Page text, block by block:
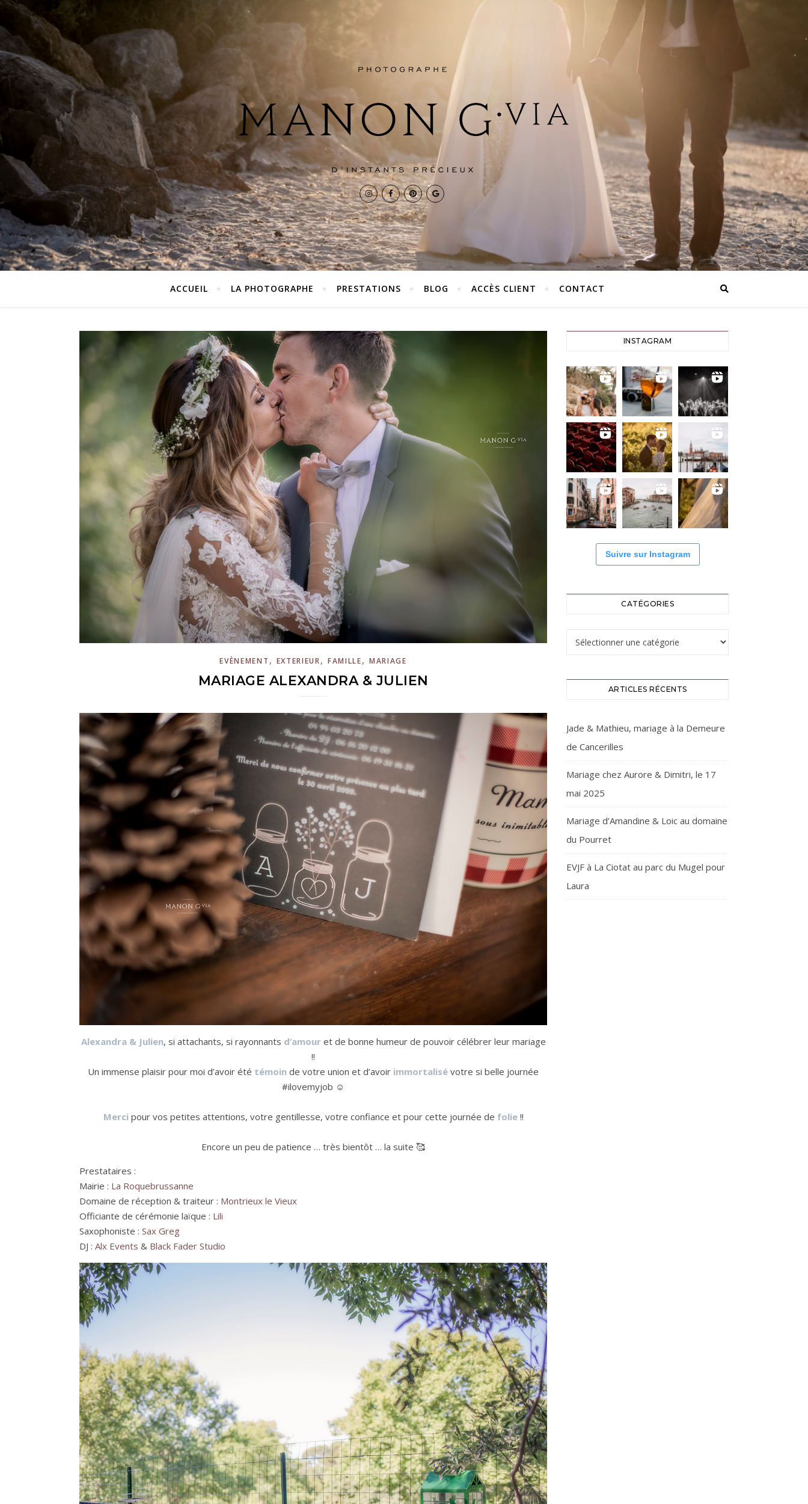
ACCUEIL LA PHOTOGRAPHE PRESTATIONS BLOG ACCÈS CLIENT CONTACT
EVÈNEMENT , EXTERIEUR, FAMILLE, MARIAGE
MARIAGE ALEXANDRA & JULIEN
Alexandra & Julien, si attachants, si rayonnants d’amouret de bonne humeur de pouvoir célébrer leur mariage
!!
Un immense plaisir pour moi d’avoir été témoin de votre union et d’avoir immortalisé votre si belle journée
#ilovemyjob ☺️
Mercipour vos petites attentions, votre gentillesse, votre confiance et pour cette journée de folie!!
Encore un peu de patience … très bientôt … la suite 🥰
Prestataires :
Mairie : La Roquebrussanne
Domaine de réception & traiteur : Montrieux le Vieux
Officiante de cérémonie laïque : Lili
Saxophoniste : Sax Greg
DJ : Alx Events & Black Fader Studio
INSTAGRAM
Suivre sur Instagram
CATÉGORIES
Catégories
ARTICLES RÉCENTS
Jade & Mathieu, mariage à la Demeure
de Cancerilles
Mariage chez Aurore & Dimitri, le 17
mai 2025
Mariage d’Amandine & Loic au domaine
du Pourret
EVJF à La Ciotat au parc du Mugel pour
Laura